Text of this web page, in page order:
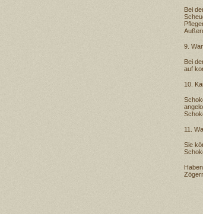
Bei
9.
Bei
auf
10.
11.
Sie